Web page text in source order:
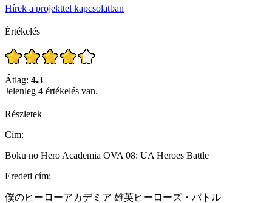
Hírek a projekttel kapcsolatban
Értékelés
Átlag: 4.3
Jelenleg 4 értékelés van.
Részletek
Cím:
Boku no Hero Academia OVA 08: UA Heroes Battle
Eredeti cím:
僕のヒーローアカデミア 雄英ヒーローズ・バトル